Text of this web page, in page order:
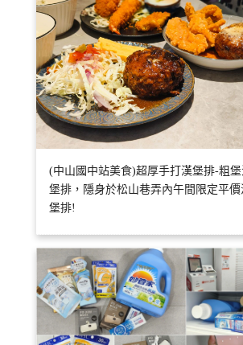
(中山國中站美食)超厚手打漢堡排-粗
堡排，隱身於松山巷弄內午間限定平價
堡排!